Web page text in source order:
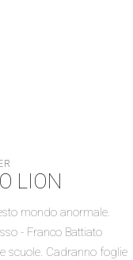
LION
mondo anormale.
- Franco Battiato
scuole. Cadranno foglie